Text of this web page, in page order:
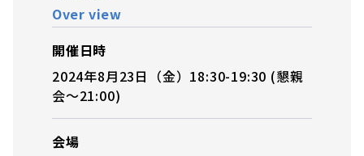
Over view
開催日時
2024年8月23日（金）18:30-19:30 (懇親
会～21:00)
会場